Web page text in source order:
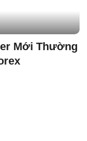
Mới Thường